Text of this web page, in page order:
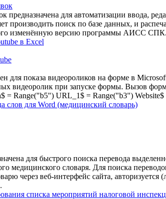
предназначена для автоматизации ввода,
производить поиск по базе данных, и
изменённую версию программы АИСС
в Excel
для показа видеороликов на форме в
видеоролик при запуске формы. Вызов
= Range("b5") URL_1$ = Range("b3") Website$
слов для Word (медицинский словарь)
для быстрого поиска перевода
медицинского словаря. Для поиска
через веб-интерфейс сайта,
списка мероприятий налоговой